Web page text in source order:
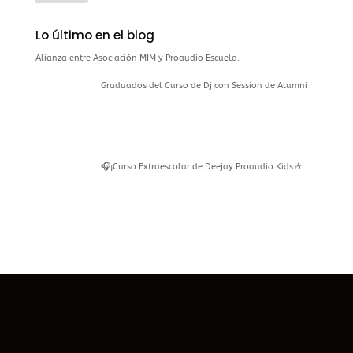
Lo último en el blog
Alianza entre Asociación MIM y Proaudio Escuela.
Graduados del Curso de Dj con Session de Alumni
🎧¡Curso Extraescolar de Deejay Proaudio Kids🎶